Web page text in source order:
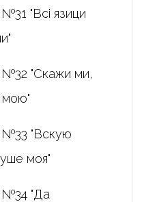
"Всі язици
"Скажи ми,
мою"
№33 "Вскую
моя"
№34 "Да